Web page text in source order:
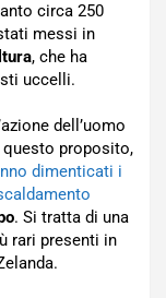
circa 250
messi in
, che ha
uccelli.
dell’uomo
questo proposito,
dimenticati i
. Si tratta di una
rari presenti in